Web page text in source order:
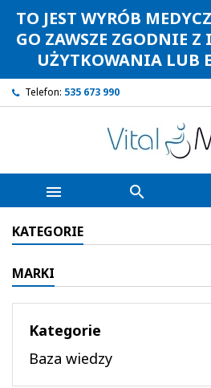
TO JEST WYRÓB
GO ZAWSZE ZGODNIE Z
UŻYTKOWANIA LUB
Telefon: 535 673 990
 
KATEGORIE
MARKI
Kategorie
Baza wiedzy